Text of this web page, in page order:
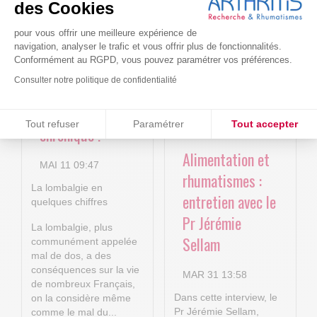
des Cookies
pour vous offrir une meilleure expérience de
navigation, analyser le trafic et vous offrir plus de fonctionnalités.
Conformément au RGPD, vous pouvez paramétrer vos préférences.
Consulter notre politique de confidentialité
Tout refuser Paramétrer Tout accepter
Axeptio consent
Plateforme de Gestion du Consentement : Personnalisez vos
Notre plateforme vous permet d'adapter et de gérer vos
4P : Les
nouvelles
technologies
numériques au
service de la
chronique !
MAI 11 09:47
La lombalgie en
quelques chiffres
La lombalgie, plus
communément appelée
mal de dos, a des
conséquences sur la vie
de nombreux Français,
on la considère même
comme le mal du...
Cure-RA
AVR 22 15:01
Alimentation et
rhumatismes :
entretien avec le
Pr Jérémie
Sellam
MAR 31 13:58
Dans cette interview, le
Pr Jérémie Sellam,